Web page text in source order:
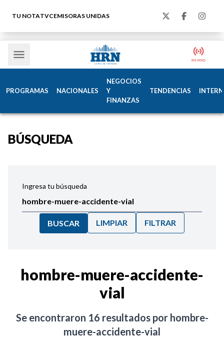
TU NOTATVCEMISORAS UNIDAS
PROGRAMAS NACIONALES
NEGOCIOS
Y
FINANZAS
TENDENCIAS
BÚSQUEDA
Ingresa tu búsqueda
BUSCAR LIMPIAR FILTRAR
hombre-muere-accidente-
vial
Se encontraron 16 resultados por hombre-
muere-accidente-vial